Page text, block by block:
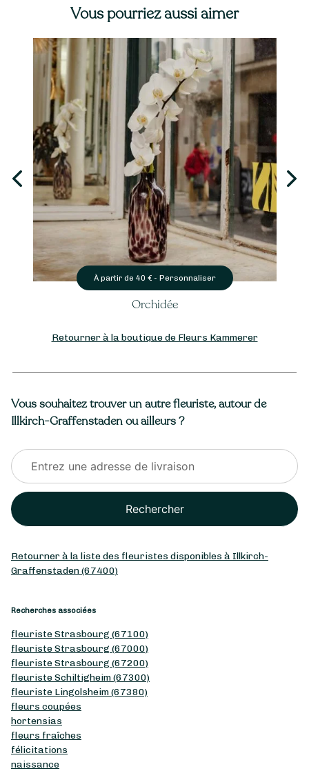
Vous pourriez aussi aimer
À partir de 40 € - Personnaliser
Orchidée
Retourner à la boutique de Fleurs Kammerer
Vous souhaitez trouver un autre fleuriste, autour de
Illkirch-Graffenstaden ou ailleurs ?
Rechercher
Retourner à la liste des fleuristes disponibles à Illkirch-
Graffenstaden (67400)
Recherches associées
fleuriste Strasbourg (67100)
fleuriste Strasbourg (67000)
fleuriste Strasbourg (67200)
fleuriste Schiltigheim (67300)
fleuriste Lingolsheim (67380)
fleurs coupées
hortensias
fleurs fraîches
félicitations
naissance